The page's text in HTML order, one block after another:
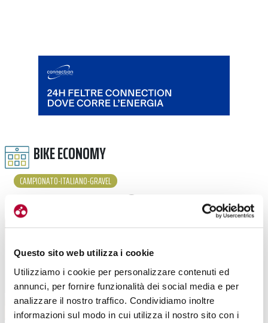
Questo sito web utilizza i cookie
Utilizziamo i cookie per personalizzare contenuti ed
annunci, per fornire funzionalità dei social media e per
analizzare il nostro traffico. Condividiamo inoltre
informazioni sul modo in cui utilizza il nostro sito con i
BIKE ECONOMY
CAMPIONATO-ITALIANO-GRAVEL
LEGGI TUTTI GLI ARTICOLI